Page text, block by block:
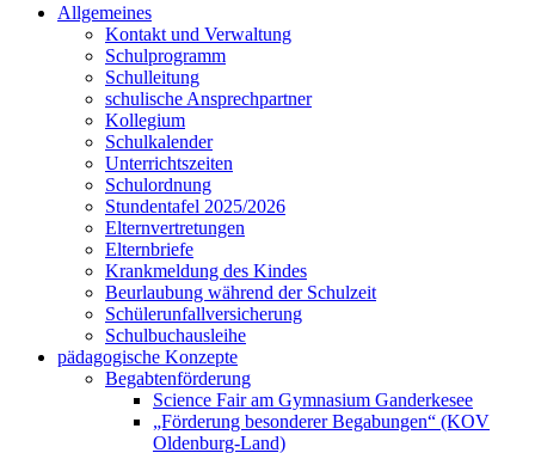
oben
Allgemeines
Kontakt und Verwaltung
Schulprogramm
Schulleitung
schulische Ansprechpartner
Kollegium
Schulkalender
Unterrichtszeiten
Schulordnung
Stundentafel 2025/2026
Elternvertretungen
Elternbriefe
Krankmeldung des Kindes
Beurlaubung während der Schulzeit
Schülerunfallversicherung
Schulbuchausleihe
pädagogische Konzepte
Begabtenförderung
Science Fair am Gymnasium Ganderkesee
„Förderung besonderer Begabungen“ (KOV
Oldenburg-Land)